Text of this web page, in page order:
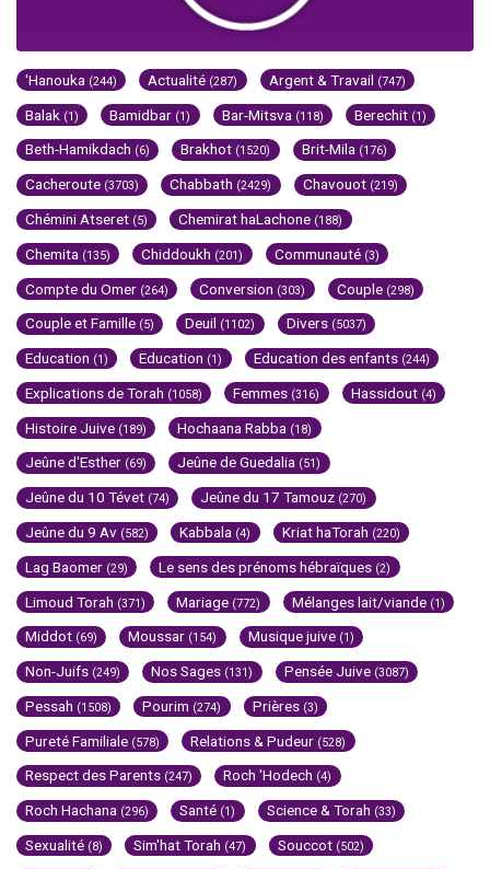
'Hanouka (244) Actualité (287) Argent & Travail (747)
Balak (1) Bamidbar (1) Bar-Mitsva (118) Berechit (1)
Beth-Hamikdach (6) Brakhot (1520) Brit-Mila (176)
Cacheroute (3703) Chabbath (2429) Chavouot (219)
Chémini Atseret (5) Chemirat haLachone (188)
Chemita (135) Chiddoukh (201) Communauté (3)
Compte du Omer (264) Conversion (303) Couple (298)
Couple et Famille (5) Deuil (1102) Divers (5037)
Education (1) Education (1) Education des enfants (244)
Explications de Torah (1058) Femmes (316) Hassidout (4)
Histoire Juive (189) Hochaana Rabba (18)
Jeûne d'Esther (69) Jeûne de Guedalia (51)
Jeûne du 10 Tévet (74) Jeûne du 17 Tamouz (270)
Jeûne du 9 Av (582) Kabbala (4) Kriat haTorah (220)
Lag Baomer (29) Le sens des prénoms hébraïques (2)
Limoud Torah (371) Mariage (772) Mélanges lait/viande (1)
Middot (69) Moussar (154) Musique juive (1)
Non-Juifs (249) Nos Sages (131) Pensée Juive (3087)
Pessah (1508) Pourim (274) Prières (3)
Pureté Familiale (578) Relations & Pudeur (528)
Respect des Parents (247) Roch 'Hodech (4)
Roch Hachana (296) Santé (1) Science & Torah (33)
Sexualité (8) Sim'hat Torah (47) Souccot (502)